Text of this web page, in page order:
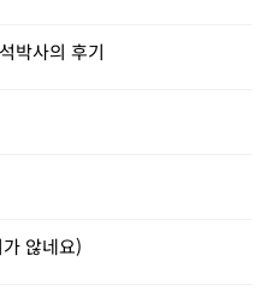
박사의 후기
않네요)